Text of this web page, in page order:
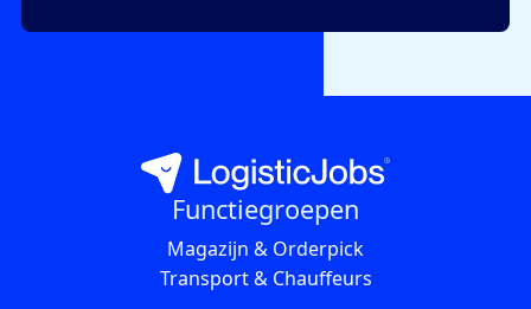
Functiegroepen
Magazijn & Orderpick
Transport & Chauffeurs